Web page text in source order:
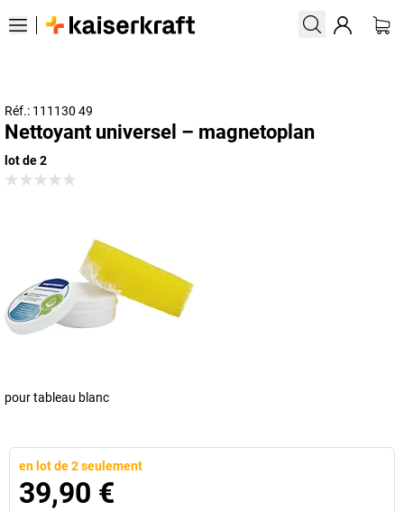
Réf.: 111130 49
Nettoyant universel – magnetoplan
lot de 2
pour tableau blanc
en lot de 2 seulement
39,90 €